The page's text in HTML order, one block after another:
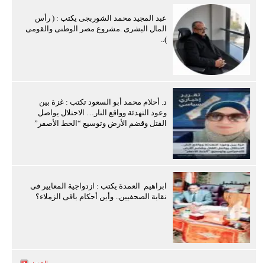
عبد المجيد محمد الشوربجى يكتب : ( رأس
المال البشرى .مشروع مصر الوطنى والقومى
)..
د. أحلام محمد أبو السعود تكتب : غزة بين
وعود التهدئة وواقع النار… الاحتلال يواصل
القتل وقضم الأرض وتوسيع “الخط الأصفر”
ابراهيم العمدة يكتب : ازدواجية المعايير فى
نقابة الصحفيين.. وأين أحكام باقى الزملاء؟